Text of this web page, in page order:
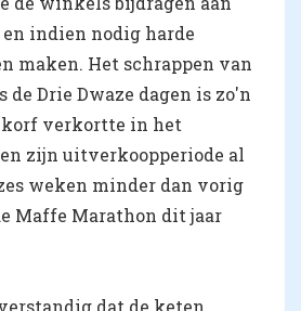
indien nodig harde
maken. Het schrappen van
Drie Dwaze dagen is zo'n
verkortte in het
zijn uitverkoopperiode al
weken minder dan vorig
Maffe Marathon dit jaar
dat de keten